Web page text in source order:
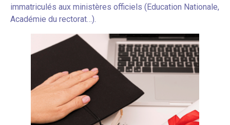
immatriculés aux ministères officiels (Education Nationale,
Académie du rectorat…).